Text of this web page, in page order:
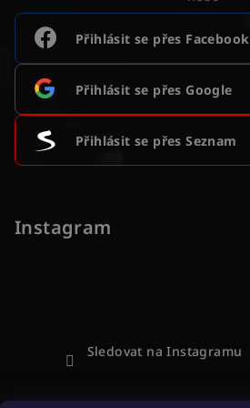
Přihlásit se přes Facebook
Přihlásit se přes Google
Přihlásit se přes Seznam
Instagram
Sledovat na Instagramu